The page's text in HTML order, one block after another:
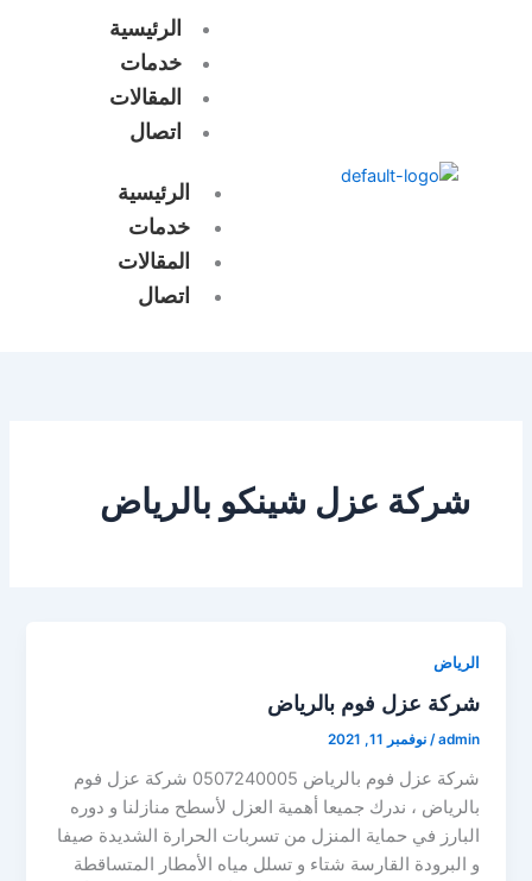
الرئيسية
خدمات
المقالات
اتصال
الرئيسية
خدمات
المقالات
اتصال
شركة عزل شينكو بالرياض
الرياض
شركة عزل فوم بالرياض
admin
/نوفمبر 11, 2021
شركة عزل فوم بالرياض 0507240005 شركة عزل فوم
بالرياض ، ندرك جميعا أهمية العزل لأسطح منازلنا و دوره
البارز في حماية المنزل من تسربات الحرارة الشديدة صيفا
و البرودة القارسة شتاء و تسلل مياه الأمطار المتساقطة